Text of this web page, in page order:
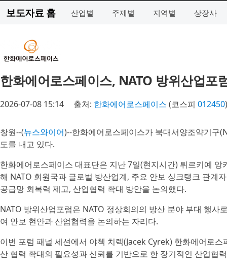
보도자료 홈 산업별 주제별 지역별 상장사
한화에어로스페이스, NATO 방위산업포
2026-07-08 15:14 출처: 한화에어로스페이스 (코스피 012450)
창원--(뉴스와이어)--한화에어로스페이스가 북대서양조약기구
도를 내고 있다.
한화에어로스페이스 대표단은 지난 7일(현지시간) 튀르키예
해 NATO 회원국과 글로벌 방산업계, 주요 안보 싱크탱크 관계
공급망 회복력 제고, 산업협력 확대 방안을 논의했다.
NATO 방위산업포럼은 NATO 정상회의의 방산 분야 부대 행
여 안보 현안과 산업협력을 논의하는 자리다.
이번 포럼 패널 세션에서 야첵 치렉(Jacek Cyrek) 한화에어로
산 협력 확대의 필요성과 신뢰를 기반으로 한 장기적인 산업협